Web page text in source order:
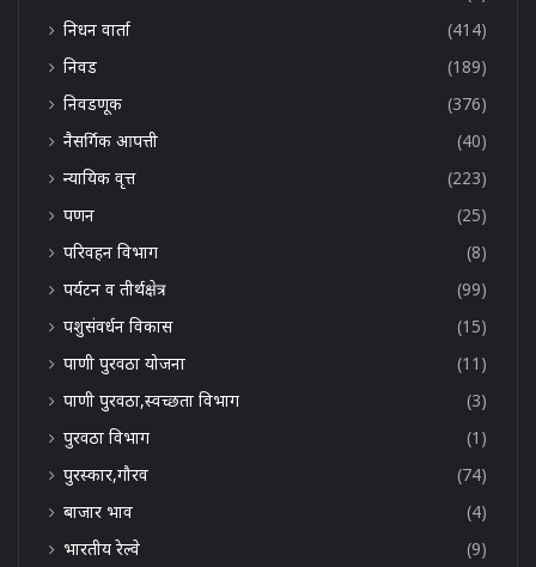
निधन वार्ता
(414)
निवड
(189)
निवडणूक
(376)
नैसर्गिक आपत्ती
(40)
न्यायिक वृत्त
(223)
पणन
(25)
परिवहन विभाग
(8)
पर्यटन व तीर्थक्षेत्र
(99)
पशुसंवर्धन विकास
(15)
पाणी पुरवठा योजना
(11)
पाणी पुरवठा,स्वच्छता विभाग
(3)
पुरवठा विभाग
(1)
पुरस्कार,गौरव
(74)
बाजार भाव
(4)
भारतीय रेल्वे
(9)